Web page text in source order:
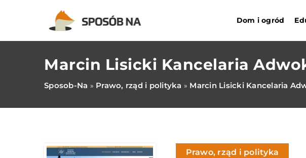
Dom i ogród
Marcin Lisicki Kancelaria
Sposob-Na » Prawo, rząd i polityka » Marcin Lisicki Kancelaria
Prawo, rząd i polityka